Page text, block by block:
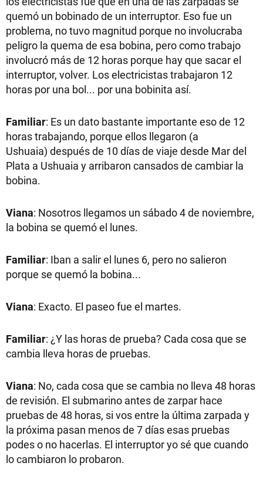
quemó un bobinado de un interruptor. Eso fue un
problema, no tuvo magnitud porque no involucraba
peligro la quema de esa bobina, pero como trabajo
involucró más de 12 horas porque hay que sacar el
interruptor, volver. Los electricistas trabajaron 12
horas por una bol... por una bobinita así.
Familiar: Es un dato bastante importante eso de 12
horas trabajando, porque ellos llegaron (a
Ushuaia) después de 10 días de viaje desde Mar del
Plata a Ushuaia y arribaron cansados de cambiar la
bobina.
Viana: Nosotros llegamos un sábado 4 de noviembre,
la bobina se quemó el lunes.
Familiar: Iban a salir el lunes 6, pero no salieron
porque se quemó la bobina...
Viana: Exacto. El paseo fue el martes.
Familiar: ¿Y las horas de prueba? Cada cosa que se
cambia lleva horas de pruebas.
Viana: No, cada cosa que se cambia no lleva 48 horas
de revisión. El submarino antes de zarpar hace
pruebas de 48 horas, si vos entre la última zarpada y
la próxima pasan menos de 7 días esas pruebas
podes o no hacerlas. El interruptor yo sé que cuando
lo cambiaron lo probaron.